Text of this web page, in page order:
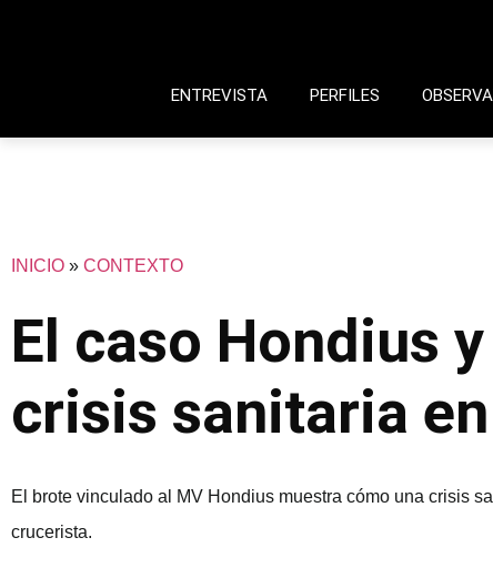
ENTREVISTA PERFILES
INICIO » CONTEXTO
El caso Hondius
crisis sanitaria
El brote vinculado al MV Hondius muestra cómo una crisis
crucerista.